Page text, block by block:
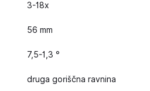
3-18x
56 mm
7,5-1,3 °
druga goriščna ravnina